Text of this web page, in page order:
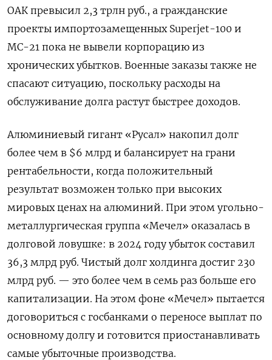
ОАК превысил 2,3 трлн руб., а гражданские
проекты импортозамещенных Superjet-100 и
МС-21 пока не вывели корпорацию из
хронических убытков. Военные заказы также не
спасают ситуацию, поскольку расходы на
обслуживание долга растут быстрее доходов.
Алюминиевый гигант «Русал» накопил долг
более чем в $6 млрд и балансирует на грани
рентабельности, когда положительный
результат возможен только при высоких
мировых ценах на алюминий. При этом угольно-
металлургическая группа «Мечел» оказалась в
долговой ловушке: в 2024 году убыток составил
36,3 млрд руб. Чистый долг холдинга достиг 230
млрд руб. — это более чем в семь раз больше его
капитализации. На этом фоне «Мечел» пытается
договориться с госбанками о переносе выплат по
основному долгу и готовится приостанавливать
самые убыточные производства.